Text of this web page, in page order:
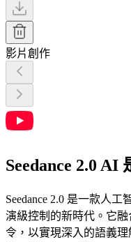
影片創作
Seedance 2.0 AI
Seedance 2.0 是一款人
演級控制的新時代。它
令，以實現深入的語義